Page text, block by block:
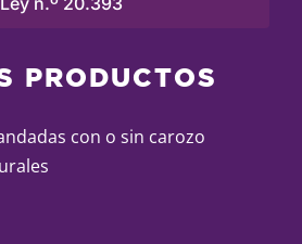
PRODUCTOS
con o sin carozo